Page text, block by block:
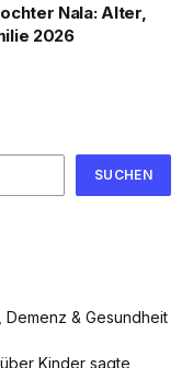
Nala: Alter,
2026
SUCHEN
Demenz & Gesundheit
Kinder sagte